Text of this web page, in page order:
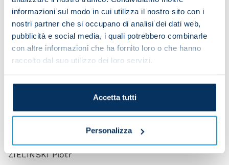
informazioni sul modo in cui utilizza il nostro sito con i
nostri partner che si occupano di analisi dei dati web,
pubblicità e social media, i quali potrebbero combinarle
con altre informazioni che ha fornito loro o che hanno
raccolto dal suo utilizzo dei loro servizi.
Accetta tutti
Personalizza
ZANOLI Alessandro
ANGUISSA Frank
ELMAS Elif
NDOMBELE Tanguy
ZIELINSKI Piotr